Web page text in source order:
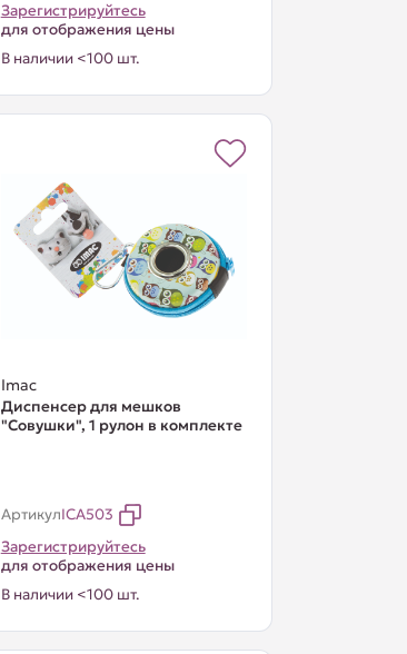
Зарегистрируйтесь
для отображения цены
В наличии <100 шт.
Imac
Диспенсер для мешков
"Совушки", 1 рулон в комплекте
АртикулICA503
Зарегистрируйтесь
для отображения цены
В наличии <100 шт.